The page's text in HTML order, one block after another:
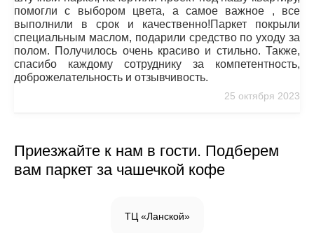
помогли с выбором цвета, а самое важное , все
выполнили в срок и качественно!Паркет покрыли
специальным маслом, подарили средство по уходу за
полом. Получилось очень красиво и стильно. Также,
спасибо каждому сотруднику за компетентность,
доброжелательность и отзывчивость.
25 октября 2023
Приезжайте к нам в гости. Подберем
вам паркет за чашечкой кофе
ТЦ «Ланской»